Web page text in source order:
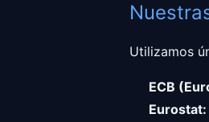
Utilizamos
ECB
Eurostat: